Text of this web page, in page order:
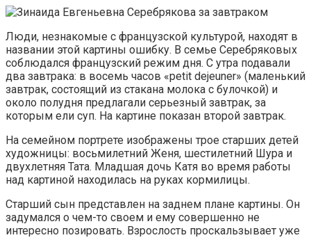
Люди, незнакомые с французской культурой, находят в
названии этой картины ошибку. В семье Серебряковых
соблюдался французский режим дня. C утра подавали
два завтрака: в восемь часов «petit dejeuner» (маленький
завтрак, состоящий из стакана молока с булочкой) и
около полудня предлагали серьезный завтрак, за
которым ели суп. На картине показан второй завтрак.
На семейном портрете изображены трое старших детей
художницы: восьмилетний Женя, шестилетний Шура и
двухлетняя Тата. Младшая дочь Катя во время работы
над картиной находилась на руках кормилицы.
Старший сын представлен на заднем плане картины. Он
задумался о чем-то своем и ему совершенно не
интересно позировать. Взрослость проскальзывает уже